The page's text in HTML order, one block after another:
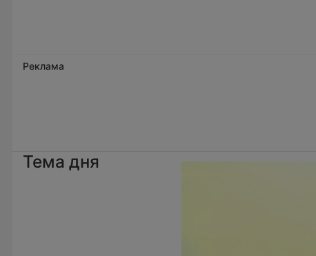
Реклама
Тема дня